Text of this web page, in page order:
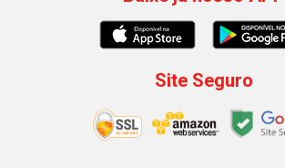
Site Seguro